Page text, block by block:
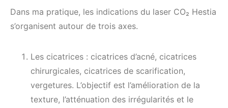
Dans ma pratique, les indications du laser CO₂ Hestia
s’organisent autour de trois axes.
Les cicatrices : cicatrices d’acné, cicatrices
chirurgicales, cicatrices de scarification,
vergetures. L’objectif est l’amélioration de la
texture, l’atténuation des irrégularités et le